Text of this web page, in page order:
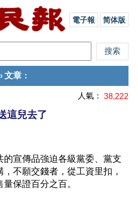
電子報 简体版
› 文章 ：
人氣： 38,222
這兒去了
的宣傳品強迫各級黨委、黨支
不願交錢者，從工資里扣，
保證百分之百。